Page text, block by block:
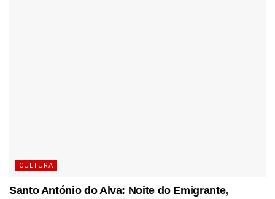
CULTURA
Santo António do Alva: Noite do Emigrante,